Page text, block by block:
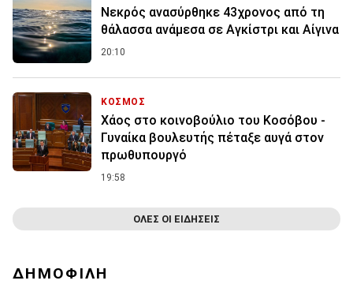
Νεκρός ανασύρθηκε 43χρονος από τη
θάλασσα ανάμεσα σε Αγκίστρι και Αίγινα
20:10
ΚΟΣΜΟΣ
Χάος στο κοινοβούλιο του Κοσόβου -
Γυναίκα βουλευτής πέταξε αυγά στον
πρωθυπουργό
19:58
ΟΛΕΣ ΟΙ ΕΙΔΗΣΕΙΣ
ΔΗΜΟΦΙΛΗ